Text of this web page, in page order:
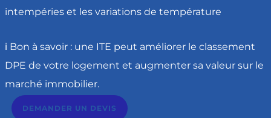
intempéries et les variations de température
ℹ️ Bon à savoir : une ITE peut améliorer le classement
DPE de votre logement et augmenter sa valeur sur le
marché immobilier.
DEMANDER UN DEVIS